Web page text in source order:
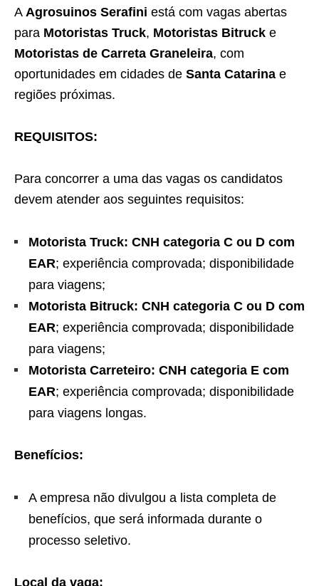
A Agrosuinos Serafini está com vagas abertas
para Motoristas Truck, Motoristas Bitruck e
Motoristas de Carreta Graneleira, com
oportunidades em cidades de Santa Catarina e
regiões próximas.
REQUISITOS:
Para concorrer a uma das vagas os candidatos
devem atender aos seguintes requisitos:
Motorista Truck: CNH categoria C ou D com
EAR; experiência comprovada; disponibilidade
para viagens;
Motorista Bitruck: CNH categoria C ou D com
EAR; experiência comprovada; disponibilidade
para viagens;
Motorista Carreteiro: CNH categoria E com
EAR; experiência comprovada; disponibilidade
para viagens longas.
Benefícios:
A empresa não divulgou a lista completa de
benefícios, que será informada durante o
processo seletivo.
Local da vaga: